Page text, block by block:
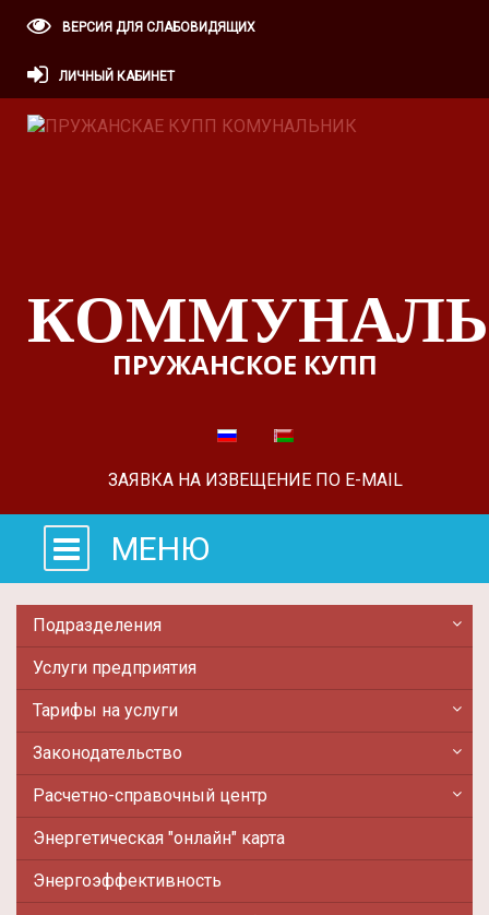
ВЕРСИЯ ДЛЯ СЛАБОВИДЯЩИХ
ЛИЧНЫЙ КАБИНЕТ
ПРУЖАНСКОЕ КУПП
ЗАЯВКА НА ИЗВЕЩЕНИЕ ПО E-MAIL
МЕНЮ
Подразделения
Услуги предприятия
Тарифы на услуги
Законодательство
Расчетно-справочный центр
Энергетическая "онлайн" карта
Энергоэффективность